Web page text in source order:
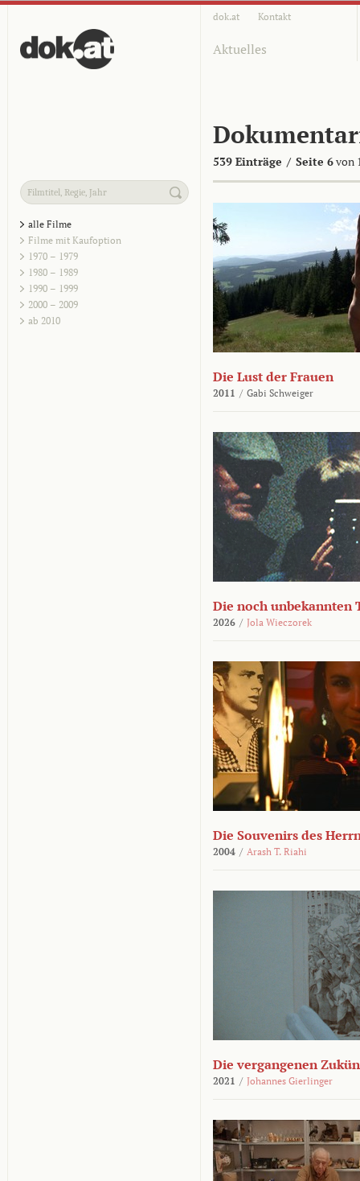
dok.at Kontakt
Aktuelles
539 Einträge / Seite 6von
alle Filme
Filme mit Kaufoption
1970 – 1979
1980 – 1989
1990 – 1999
2000 – 2009
ab 2010
Die Lust der Frauen
2011 / Gabi Schweiger
Die noch unbekannten
2026 / Jola Wieczorek
Die Souvenirs des
2004 / Arash T. Riahi
Die vergangenen
2021 / Johannes Gierlinger